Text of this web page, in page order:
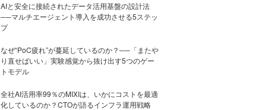
AIと安全に接続されたデータ活用基盤の設計法
──マルチエージェント導入を成功させる5ステッ
プ
なぜ“PoC疲れ”が蔓延しているのか？──「またや
り直せばいい」実験感覚から抜け出す5つのゲー
トモデル
全社AI活用率99％のMIXIは、いかにコストを最適
化しているのか？CTOが語るインフラ運用戦略